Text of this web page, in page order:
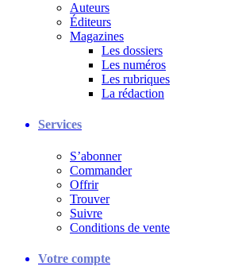
Auteurs
Éditeurs
Magazines
Les dossiers
Les numéros
Les rubriques
La rédaction
Services
S’abonner
Commander
Offrir
Trouver
Suivre
Conditions de vente
Votre compte